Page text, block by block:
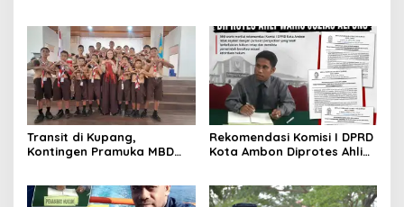
Selisih Barang Bukti
Transit di Kupang,
Kontingen Pramuka MBD
Wali Kota
Rekomendasi Komisi I DPRD
Kota Ambon Diprotes Ahli